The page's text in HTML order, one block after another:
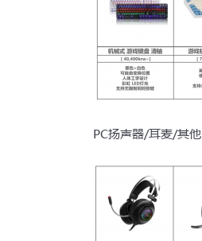
PC扬声器/耳麦/其他